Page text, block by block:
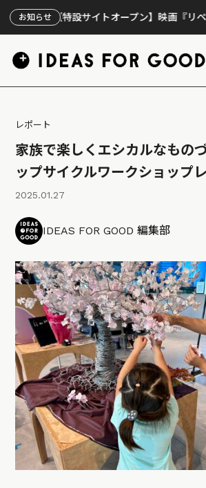
お知らせ
特設サイトオープン】映画『リペアカフェ』
レポート
家族で楽しくエシカルなもの
ップサイクルワークショップ
2025.01.27
IDEAS FOR GOOD 編集部